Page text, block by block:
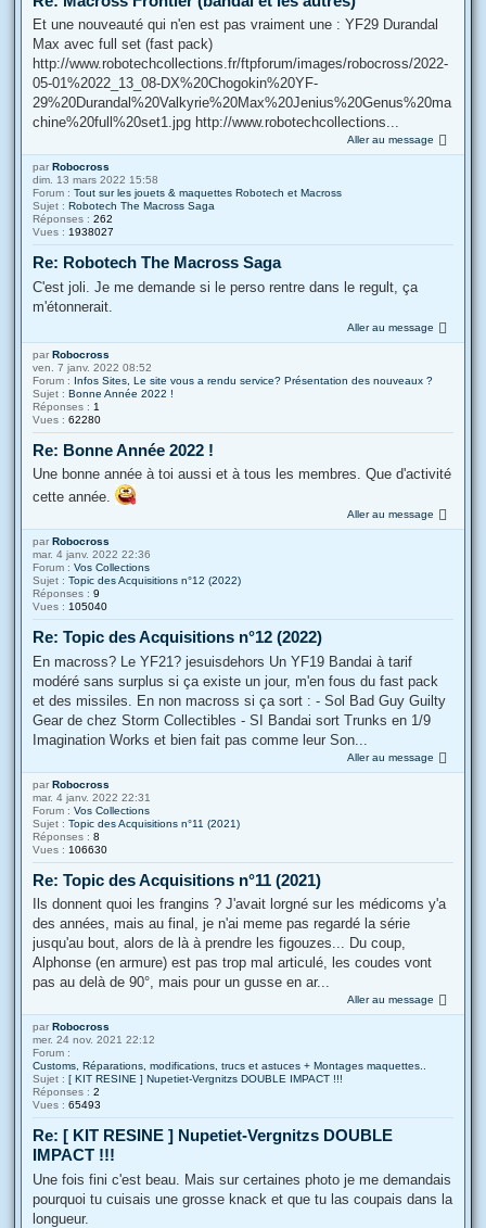
Et une nouveauté qui n'en est pas vraiment une : YF29 Durandal
Max avec full set (fast pack)
http://www.robotechcollections.fr/ftpforum/images/robocross/2022-
05-01%2022_13_08-DX%20Chogokin%20YF-
29%20Durandal%20Valkyrie%20Max%20Jenius%20Genus%20ma
chine%20full%20set1.jpg http://www.robotechcollections...
Aller au message
par Robocross
dim. 13 mars 2022 15:58
Forum : Tout sur les jouets & maquettes Robotech et Macross
Sujet : Robotech The Macross Saga
Réponses : 262
Vues : 1938027
Re: Robotech The Macross Saga
C'est joli. Je me demande si le perso rentre dans le regult, ça
m'étonnerait.
Aller au message
par Robocross
ven. 7 janv. 2022 08:52
Forum : Infos Sites, Le site vous a rendu service? Présentation des nouveaux ?
Sujet : Bonne Année 2022 !
Réponses : 1
Vues : 62280
Re: Bonne Année 2022 !
Une bonne année à toi aussi et à tous les membres. Que d'activité
cette année.
Aller au message
par Robocross
mar. 4 janv. 2022 22:36
Forum : Vos Collections
Sujet : Topic des Acquisitions n°12 (2022)
Réponses : 9
Vues : 105040
Re: Topic des Acquisitions n°12 (2022)
En macross? Le YF21? jesuisdehors Un YF19 Bandai à tarif
modéré sans surplus si ça existe un jour, m'en fous du fast pack
et des missiles. En non macross si ça sort : - Sol Bad Guy Guilty
Gear de chez Storm Collectibles - SI Bandai sort Trunks en 1/9
Imagination Works et bien fait pas comme leur Son...
Aller au message
par Robocross
mar. 4 janv. 2022 22:31
Forum : Vos Collections
Sujet : Topic des Acquisitions n°11 (2021)
Réponses : 8
Vues : 106630
Re: Topic des Acquisitions n°11 (2021)
Ils donnent quoi les frangins ? J'avait lorgné sur les médicoms y'a
des années, mais au final, je n'ai meme pas regardé la série
jusqu'au bout, alors de là à prendre les figouzes... Du coup,
Alphonse (en armure) est pas trop mal articulé, les coudes vont
pas au delà de 90°, mais pour un gusse en ar...
Aller au message
par Robocross
mer. 24 nov. 2021 22:12
Forum :
Customs, Réparations, modifications, trucs et astuces + Montages maquettes..
Sujet : [ KIT RESINE ] Nupetiet-Vergnitzs DOUBLE IMPACT !!!
Réponses : 2
Vues : 65493
Re: [ KIT RESINE ] Nupetiet-Vergnitzs DOUBLE
IMPACT !!!
Une fois fini c'est beau. Mais sur certaines photo je me demandais
pourquoi tu cuisais une grosse knack et que tu las coupais dans la
longueur.